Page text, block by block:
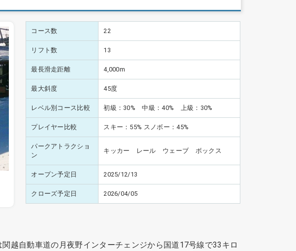
コース数 22
リフト数 13
最長滑走距離 4,000m
最大斜度 45度
レベル別コース比較 初級：30% 中級：40% 上級：30%
プレイヤー比較 スキー：55% スノボー：45%
パークアトラクショ
ン
キッカー レール ウェーブ ボックス
オープン予定日 2025/12/13
クローズ予定日 2026/04/05
越自動車道の月夜野インターチェンジから国道17号線で33キロ